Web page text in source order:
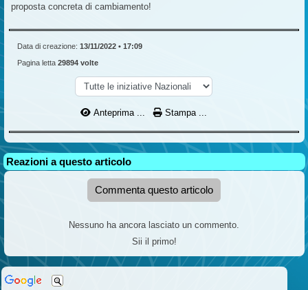
proposta concreta di cambiamento!
Data di creazione: 13/11/2022 • 17:09
Pagina letta 29894 volte
Anteprima ... Stampa ...
Reazioni a questo articolo
Commenta questo articolo
Nessuno ha ancora lasciato un commento.
Sii il primo!